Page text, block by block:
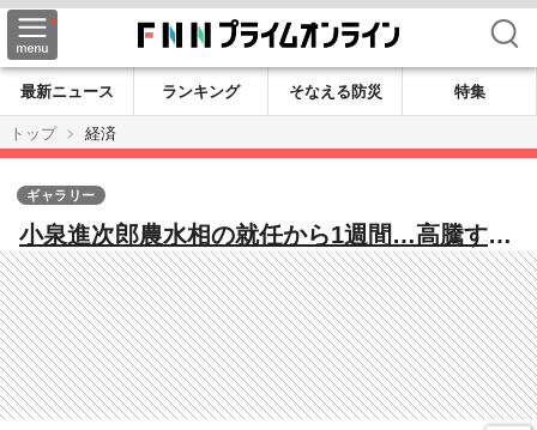
検索
最新ニュース ランキング そなえる防災
特集
トップ
経済
小泉進次郎農水相の就任から1週間…高騰する
米価格は下がるか。輸入米に頼るリスクは
ギャラリー